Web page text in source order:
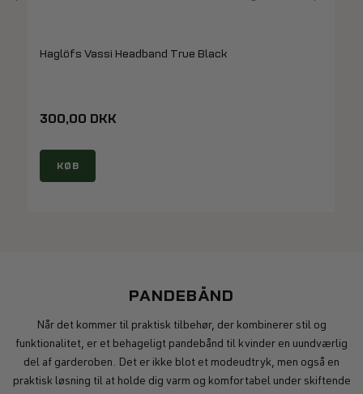
Haglöfs Vassi Headband True Black
300,00 DKK
KØB
PANDEBÅND
Når det kommer til praktisk tilbehør, der kombinerer stil og
funktionalitet, er et behageligt pandebånd til kvinder en uundværlig
del af garderoben. Det er ikke blot et modeudtryk, men også en
praktisk løsning til at holde dig varm og komfortabel under skiftende